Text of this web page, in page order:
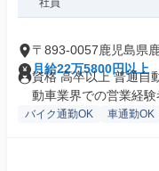
社員
〒893-0057鹿児島県
月給22万5800円以上
資格 高卒以上 普通自
動車業界での営業経験
バイク通勤OK 車通勤OK